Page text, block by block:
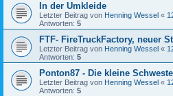
In der Umkleide
Letzter Beitrag von Henning Wessel «
Antworten: 5
FTF- FireTruckFactory, neuer
Letzter Beitrag von Henning Wessel «
Antworten: 5
Ponton87 - Die kleine
Letzter Beitrag von Henning Wessel «
Antworten: 5